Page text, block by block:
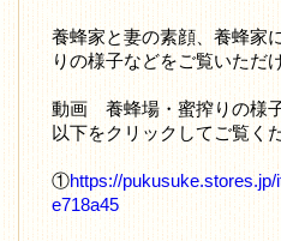
養蜂家と妻の素顔、養蜂家
りの様子などをご覧いただ
動画 養蜂場・蜜搾りの様
以下をクリックしてご覧く
①https://
e718a45